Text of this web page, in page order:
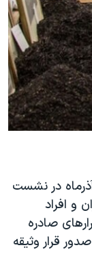
قوه قضائیه امروز سه شنبه ۱۴ آذرماه در نشست
و افراد
صادره
قرار وثیقه